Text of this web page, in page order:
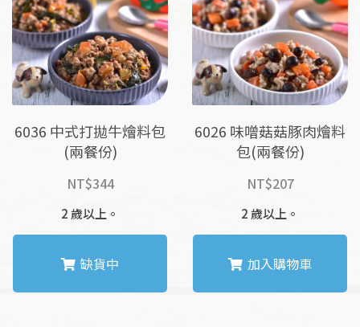
6036 中式打拋牛燴料包
(兩餐份)
NT$344
2 歲以上。
缺貨中
6026 味噌菇菇豚肉燴料
包(兩餐份)
NT$207
2 歲以上。
加入購物車